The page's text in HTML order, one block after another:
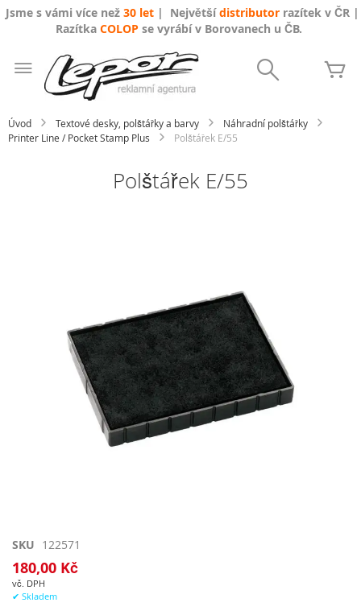
Jsme s vámi více než 30 let| Největšídistributorrazítek v ČR |
Razítka COLOP se vyrábí v Borovanech u ČB.
na
Úvod Textové desky, polštářky a barvy
Náhradní polštářky
Printer Line / Pocket Stamp Plus
Polštářek E/55
Polštářek E/55
Přeskočit
na
začátek
galerie
SKU 122571
180,00 Kč
vč. DPH
✔ Skladem